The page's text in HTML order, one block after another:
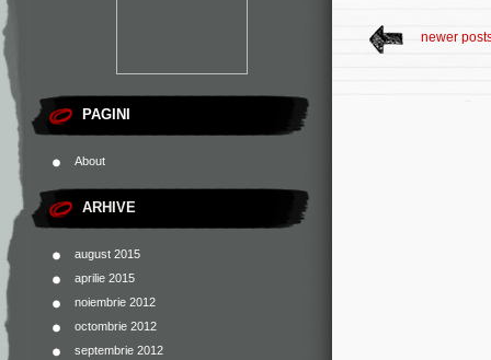
PAGINI
About
ARHIVE
august 2015
aprilie 2015
noiembrie 2012
octombrie 2012
septembrie 2012
newer